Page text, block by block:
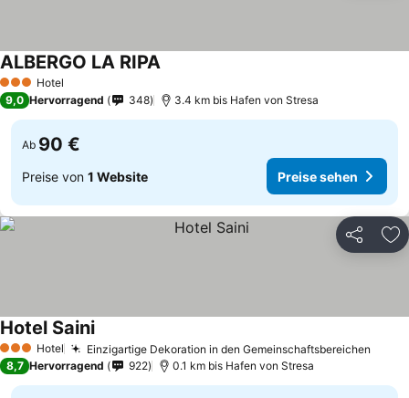
3 SterneHotel
ALBERGO LA RIPA
9,0 Hervorragend 348 3.4 km bis Hafen von Stresa
Ab 90 €
Preise von 1 Website Preise sehen
Teilen
3 SterneHotel Einzigartige Dekoration in den Gemeinschaftsbereichen
Hotel Saini
8,7 Hervorragend 922 0.1 km bis Hafen von Stresa